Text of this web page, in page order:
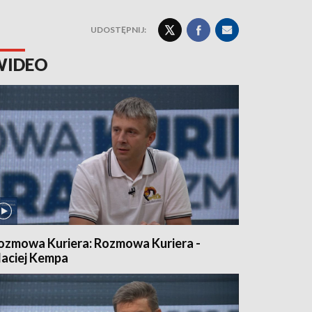
UDOSTĘPNIJ:
Kuriera: Rozmowa Kuriera -
Kempa